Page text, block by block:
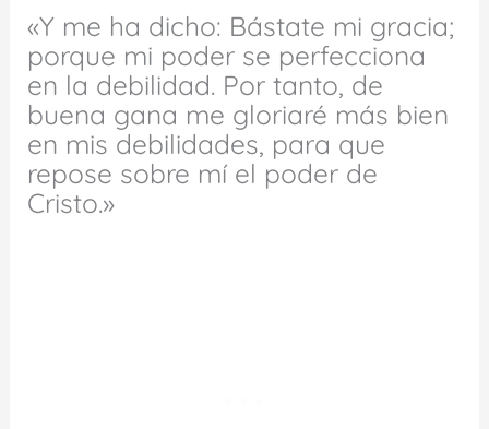
«Y me ha dicho: Bástate mi gracia;
porque mi poder se perfecciona
en la debilidad. Por tanto, de
buena gana me gloriaré más bien
en mis debilidades, para que
repose sobre mí el poder de
Cristo.»